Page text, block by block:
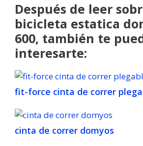
Después de leer
bicicleta estatica
600, también te
interesarte:
fit-force cinta de correr
cinta de correr domyos